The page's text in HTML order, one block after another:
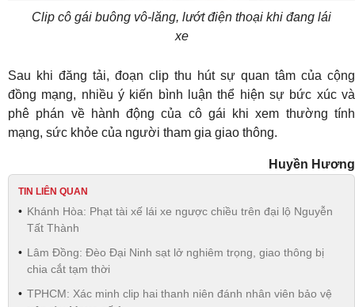
Clip cô gái buông vô-lăng, lướt điện thoại khi đang lái
xe
Sau khi đăng tải, đoạn clip thu hút sự quan tâm của cộng
đồng mạng, nhiều ý kiến bình luận thể hiện sự bức xúc và
phê phán về hành động của cô gái khi xem thường tính
mạng, sức khỏe của người tham gia giao thông.
Huyền Hương
TIN LIÊN QUAN
Khánh Hòa: Phạt tài xế lái xe ngược chiều trên đại lộ Nguyễn
Tất Thành
Lâm Đồng: Đèo Đại Ninh sạt lở nghiêm trọng, giao thông bị
chia cắt tạm thời
TPHCM: Xác minh clip hai thanh niên đánh nhân viên bảo vệ